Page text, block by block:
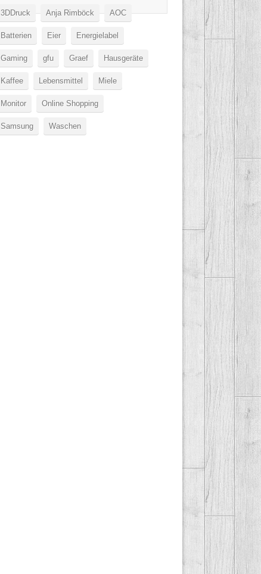
3DDruck Anja Rimböck AOC
Batterien Eier Energielabel
Gaming gfu Graef Hausgeräte
Kaffee Lebensmittel Miele
Monitor Online Shopping
Samsung Waschen